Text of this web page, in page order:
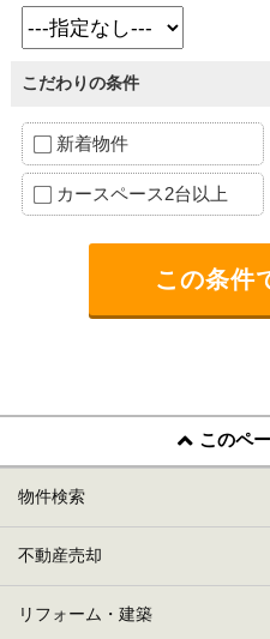
こだわりの条件
新着物件
カースペース2台以上
このペ
物件検索
不動産売却
リフォーム・建築